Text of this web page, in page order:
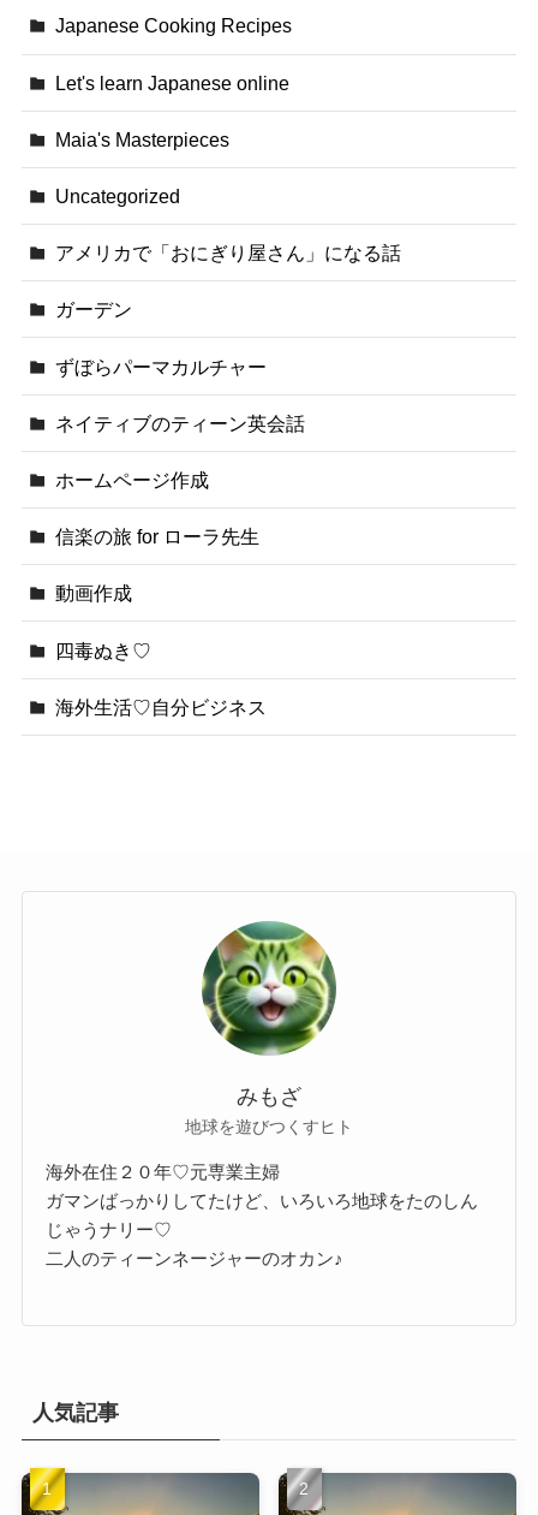
Japanese Cooking Recipes
Let's learn Japanese online
Maia's Masterpieces
Uncategorized
アメリカで「おにぎり屋さん」になる話
ガーデン
ずぼらパーマカルチャー
ネイティブのティーン英会話
ホームページ作成
信楽の旅 for ローラ先生
動画作成
四毒ぬき♡
海外生活♡自分ビジネス
みもざ
地球を遊びつくすヒト
海外在住２０年♡元専業主婦
ガマンばっかりしてたけど、いろいろ地球をたのしん
じゃうナリー♡
二人のティーンネージャーのオカン♪
人気記事